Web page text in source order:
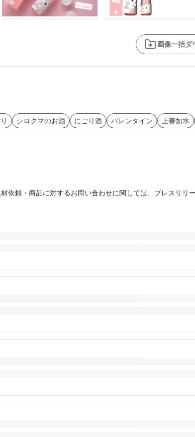
画像一括ダ
シロクマのお酒 にごり酒 バレンタイン 上善如水
依頼・商品に対するお問い合わせに関しては、プレスリリ